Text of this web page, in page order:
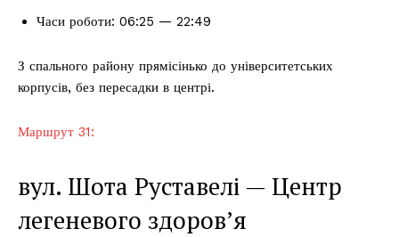
Часи роботи: 06:25 — 22:49
З спального району прямісінько до університетських
корпусів, без пересадки в центрі.
Маршрут 31:
вул. Шота Руставелі — Центр
легеневого здоров’я